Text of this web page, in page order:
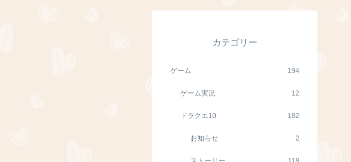
カテゴリー
ゲーム 194
ゲーム実況 12
ドラクエ10 182
お知らせ 2
ストーリー 118